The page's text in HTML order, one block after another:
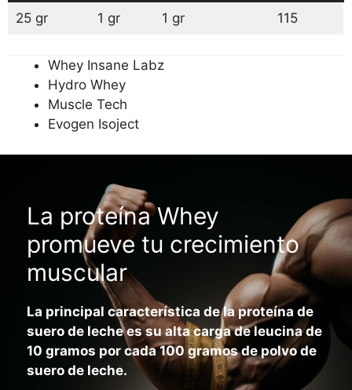
25 gr 1 gr 1 gr 115
Whey Insane Labz
Hydro Whey
Muscle Tech
Evogen Isoject
La proteína Whey
promueve tu crecimiento
muscular
La principal característica de la proteína de
suero de leche es su alta carga de leucina de
10 gramos por cada 100 gramos de polvo de
suero de leche.